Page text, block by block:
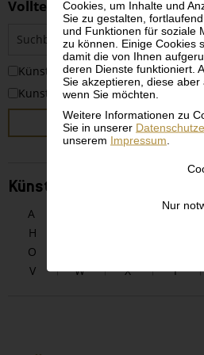
Cookies, um Inhalte und
Sie zu gestalten,
und Funktionen für soziale
zu können. Einige Cookies
damit die von Ihnen
deren Dienste funktioniert.
Sie akzeptieren, diese aber
wenn Sie möchten.
Weitere Informationen zu
Sie in unserer
unserem Impressum
Nur
Volltextsuche
KünstlerInnen
Kunstwerke
SUCHEN
KünstlerInnen alphabetisch
A D
H
O
V
W X Y